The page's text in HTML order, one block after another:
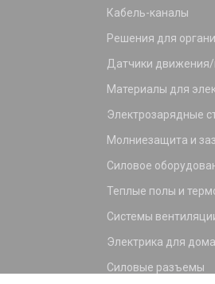
Кабель-каналы
Решения для
Датчики движения/
Материалы для
Электрозарядные
Молниезащита и
Силовое
Теплые полы и
Системы
Электрика для
Силовые разъемы